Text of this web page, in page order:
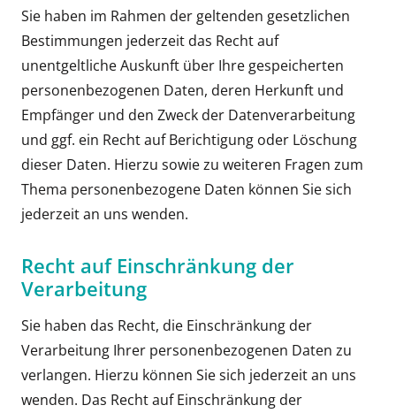
Sie haben im Rahmen der geltenden gesetzlichen
Bestimmungen jederzeit das Recht auf
unentgeltliche Auskunft über Ihre gespeicherten
personenbezogenen Daten, deren Herkunft und
Empfänger und den Zweck der Datenverarbeitung
und ggf. ein Recht auf Berichtigung oder Löschung
dieser Daten. Hierzu sowie zu weiteren Fragen zum
Thema personenbezogene Daten können Sie sich
jederzeit an uns wenden.
Recht auf Einschränkung der
Verarbeitung
Sie haben das Recht, die Einschränkung der
Verarbeitung Ihrer personenbezogenen Daten zu
verlangen. Hierzu können Sie sich jederzeit an uns
wenden. Das Recht auf Einschränkung der